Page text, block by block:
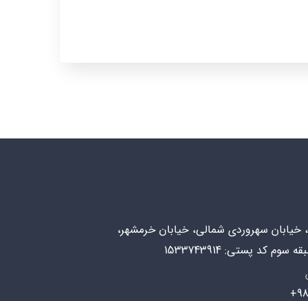
خیابان سهروردی شمالی، خیابان خرمشهر،